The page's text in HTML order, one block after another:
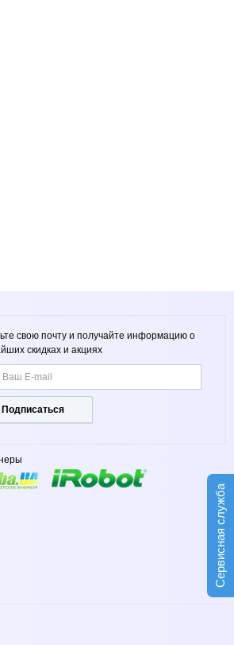
Сервисная служба
свою почту и получайте информацию о
скидках и акциях
Подписаться